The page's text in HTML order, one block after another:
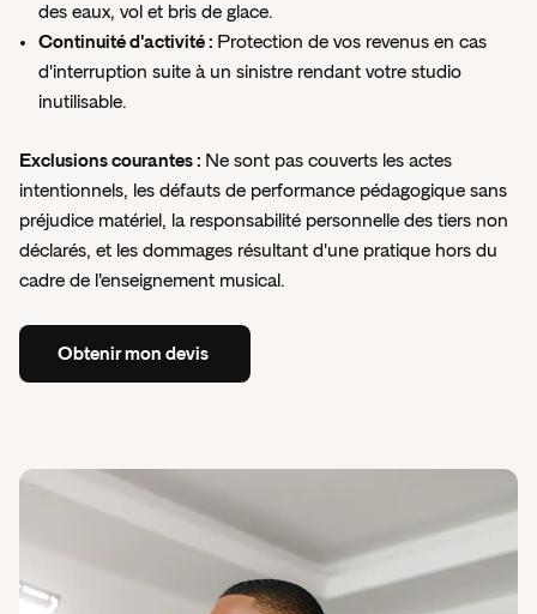
des eaux, vol et bris de glace.
Continuité d'activité : Protection de vos revenus en cas
d'interruption suite à un sinistre rendant votre studio
inutilisable.
Exclusions courantes : Ne sont pas couverts les actes
intentionnels, les défauts de performance pédagogique sans
préjudice matériel, la responsabilité personnelle des tiers non
déclarés, et les dommages résultant d'une pratique hors du
cadre de l'enseignement musical.
Obtenirmon devis